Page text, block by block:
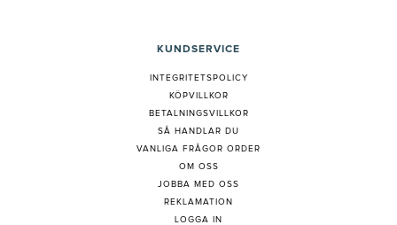
KUNDSERVICE
INTEGRITETSPOLICY
KÖPVILLKOR
BETALNINGSVILLKOR
SÅ HANDLAR DU
VANLIGA FRÅGOR ORDER
OM OSS
JOBBA MED OSS
REKLAMATION
LOGGA IN